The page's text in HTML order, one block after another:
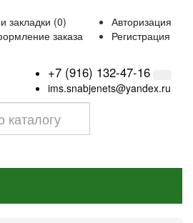
Авторизация
Регистрация
закладки (0)
заказа
+7 (916) 132-47-16
ims.snabjenets@yandex.ru